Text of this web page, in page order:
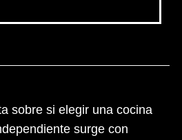
sobre si elegir una cocina
surge con